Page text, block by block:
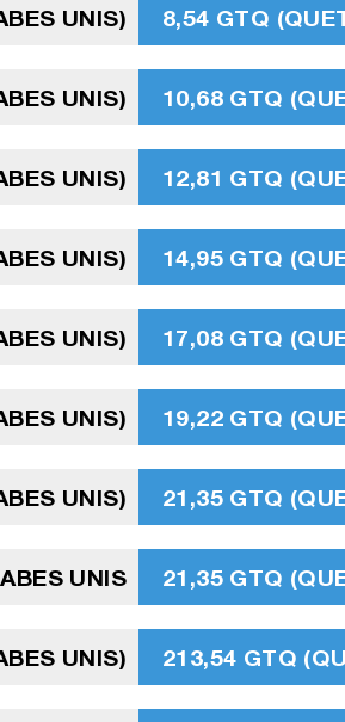
UNIS) 8,54 GTQ
UNIS) 10,68 GTQ
UNIS) 12,81 GTQ
UNIS) 14,95 GTQ
UNIS) 17,08 GTQ
UNIS) 19,22 GTQ
UNIS) 21,35 GTQ
UNIS 21,35 GTQ
UNIS) 213,54 GTQ